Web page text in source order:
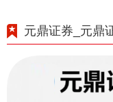
元鼎证券_元鼎